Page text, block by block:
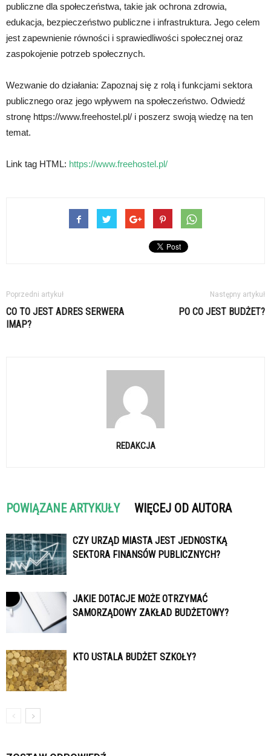
publiczne dla społeczeństwa, takie jak ochrona zdrowia,
edukacja, bezpieczeństwo publiczne i infrastruktura. Jego celem
jest zapewnienie równości i sprawiedliwości społecznej oraz
zaspokojenie potrzeb społecznych.
Wezwanie do działania: Zapoznaj się z rolą i funkcjami sektora
publicznego oraz jego wpływem na społeczeństwo. Odwiedź
stronę https://www.freehostel.pl/ i poszerz swoją wiedzę na ten
temat.
Link tag HTML: https://www.freehostel.pl/
Poprzedni artykuł
CO TO JEST ADRES SERWERA
IMAP?
Następny artykuł
PO CO JEST BUDŻET?
REDAKCJA
POWIĄZANE ARTYKUŁY WIĘCEJ OD AUTORA
CZY URZĄD MIASTA JEST JEDNOSTKĄ
SEKTORA FINANSÓW PUBLICZNYCH?
JAKIE DOTACJE MOŻE OTRZYMAĆ
SAMORZĄDOWY ZAKŁAD BUDŻETOWY?
KTO USTALA BUDŻET SZKOŁY?